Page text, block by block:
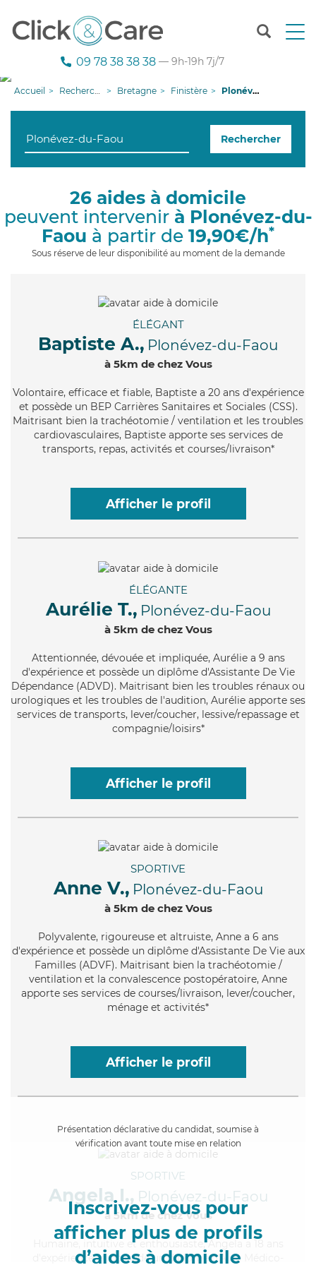
T
n
g
i
09 78 38 38 38 — 9h-19h 7j/7
Accueil Recherche aide à domicile Bretagne Finistère Plonévez-du-Faou
Rechercher
26 aides à domicile
peuvent intervenir à Plonévez-du-
Faou à partir de 19,90€/h*
Sous réserve de leur disponibilité au moment de la demande
ÉLÉGANT
Baptiste A., Plonévez-du-Faou
à 5km de chez Vous
Volontaire, efficace et fiable, Baptiste a 20 ans d'expérience
et possède un BEP Carrières Sanitaires et Sociales (CSS).
Maitrisant bien la trachéotomie / ventilation et les troubles
cardiovasculaires, Baptiste apporte ses services de
transports, repas, activités et courses/livraison*
Afficher le profil
ÉLÉGANTE
Aurélie T., Plonévez-du-Faou
à 5km de chez Vous
Attentionnée, dévouée et impliquée, Aurélie a 9 ans
d'expérience et possède un diplôme d'Assistante De Vie
Dépendance (ADVD). Maitrisant bien les troubles rénaux ou
urologiques et les troubles de l'audition, Aurélie apporte ses
services de transports, lever/coucher, lessive/repassage et
compagnie/loisirs*
Afficher le profil
SPORTIVE
Anne V., Plonévez-du-Faou
à 5km de chez Vous
Polyvalente, rigoureuse et altruiste, Anne a 6 ans
d'expérience et possède un diplôme d'Assistante De Vie aux
Familles (ADVF). Maitrisant bien la trachéotomie /
ventilation et la convalescence postopératoire, Anne
apporte ses services de courses/livraison, lever/coucher,
ménage et activités*
Afficher le profil
Présentation déclarative du candidat, soumise à
vérification avant toute mise en relation
Inscrivez-vous pour
afficher plus de profils
d’aides à domicile
SPORTIVE
Angela I., Plonévez-du-Faou
à 5km de chez Vous
, intuitive et enthousiaste, Angela a 18 ans
d'expérience et possède un diplôme d'Aide Médico-